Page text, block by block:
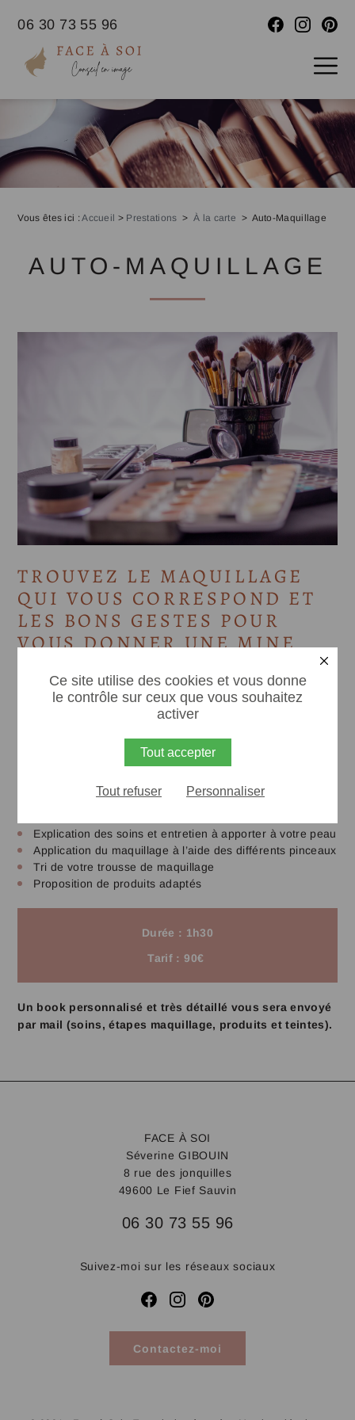
06 30 73 55 96
Vous êtes ici :Accueil > Prestations >À la carte > Auto-Maquillage
AUTO-MAQUILLAGE
TROUVEZ LE MAQUILLAGE
QUI VOUS CORRESPOND ET
LES BONS GESTES POUR
VOUS DONNER UNE MINE
Les techniques utilisées sont faciles à acquérir et à mettre
en application au quotidien.
maquillage :
Explication des soins et entretien à apporter à votre peau
Application du maquillage à l’aide des différents pinceaux
Tri de votre trousse de maquillage
Proposition de produits adaptés
Durée : 1h30
Tarif : 90€
Un book personnalisé et très détaillé vous sera envoyé
par mail (soins, étapes maquillage, produits et teintes).
FACE À SOI
Séverine GIBOUIN
8 rue des jonquilles
49600 Le Fief Sauvin
06 30 73 55 96
Suivez-moi sur les réseaux sociaux
Contactez-moi
X
Ce site utilise des cookies et vous donne
le contrôle sur ceux que vous souhaitez
activer
Tout accepter
Tout refuser Personnaliser